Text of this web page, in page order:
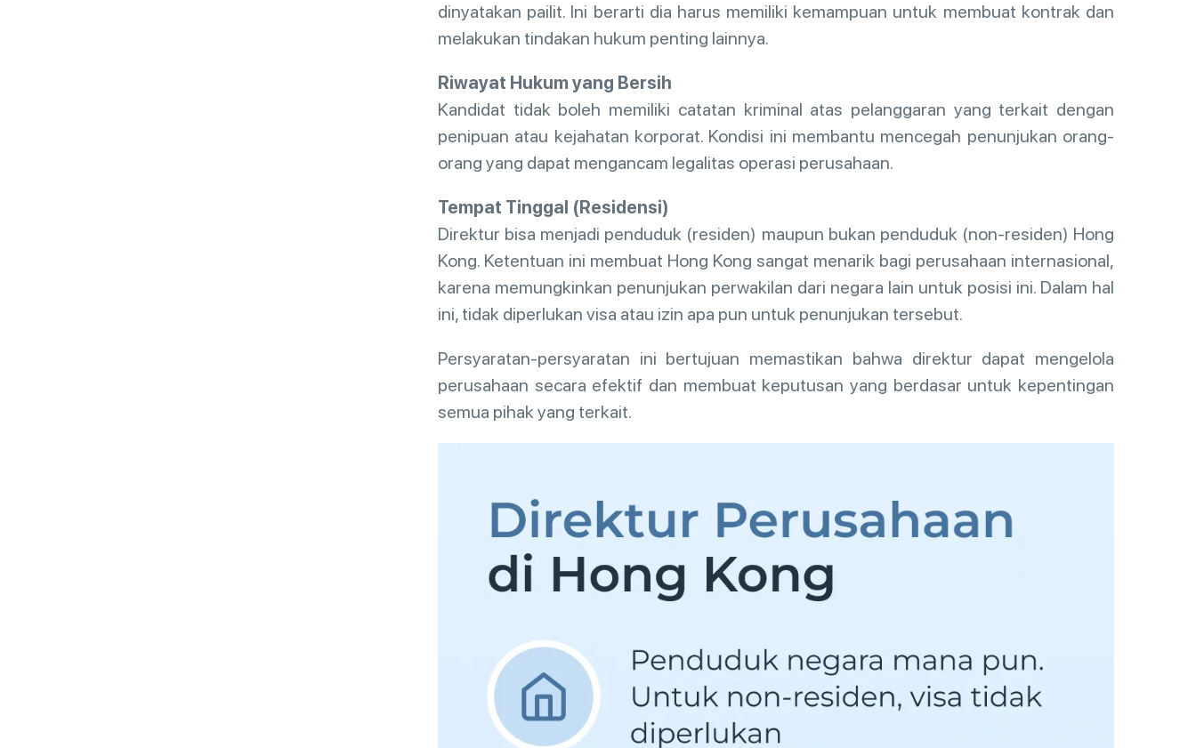
dinyatakan pailit. Ini berarti dia harus memiliki kemampuan untuk membuat kontrak dan
melakukan tindakan hukum penting lainnya.
Riwayat Hukum yang Bersih
Kandidat tidak boleh memiliki catatan kriminal atas pelanggaran yang terkait dengan
penipuan atau kejahatan korporat. Kondisi ini membantu mencegah penunjukan orang-
orang yang dapat mengancam legalitas operasi perusahaan.
Tempat Tinggal (Residensi)
Direktur bisa menjadi penduduk (residen) maupun bukan penduduk (non-residen) Hong
Kong. Ketentuan ini membuat Hong Kong sangat menarik bagi perusahaan internasional,
karena memungkinkan penunjukan perwakilan dari negara lain untuk posisi ini. Dalam hal
ini, tidak diperlukan visa atau izin apa pun untuk penunjukan tersebut.
Persyaratan-persyaratan ini bertujuan memastikan bahwa direktur dapat mengelola
perusahaan secara efektif dan membuat keputusan yang berdasar untuk kepentingan
semua pihak yang terkait.